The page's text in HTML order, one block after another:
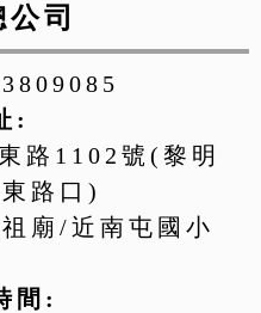
司
:
路1102號(黎明
路口)
廟/近南屯國小
間: